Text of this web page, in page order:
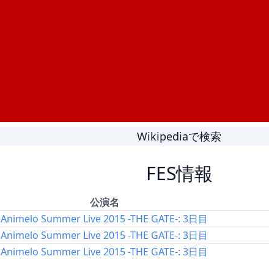
Wikipediaで検索
FES情報
公演名
Animelo Summer Live 2015 -THE GATE-: 3日目
Animelo Summer Live 2015 -THE GATE-: 3日目
Animelo Summer Live 2015 -THE GATE-: 3日目